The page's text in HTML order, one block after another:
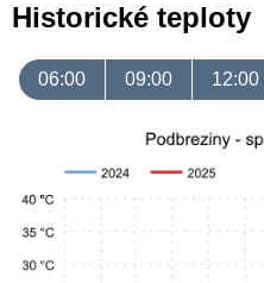
Historické teploty
06:00 09:00 12:00